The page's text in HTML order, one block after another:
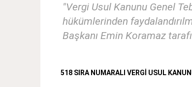
"Vergi Usul Kanunu Genel
hükümlerinden
Başkanı Emin Koramaz
518 SIRA NUMARALI VERGİ USUL